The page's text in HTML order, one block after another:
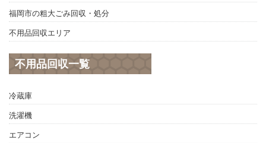
福岡市の粗大ごみ回収・処分
不用品回収エリア
不用品回収一覧
冷蔵庫
洗濯機
エアコン